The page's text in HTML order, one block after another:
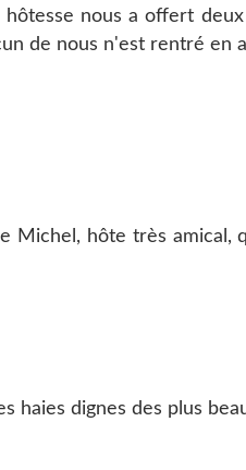
nous a offert
de nous n'est rentré en
Michel, hôte très amical,
haies dignes des plus